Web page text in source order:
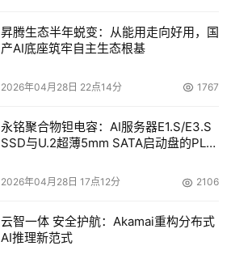
昇腾生态半年蜕变：从能用走向好用，国
产AI底座筑牢自主生态根基
2026年04月28日 22点14分 1767
永铭聚合物钽电容：AI服务器E1.S/E3.S
SSD与U.2超薄5mm SATA启动盘的PLP
2026年04月28日 17点12分 2106
云智一体 安全护航：Akamai重构分布式
AI推理新范式